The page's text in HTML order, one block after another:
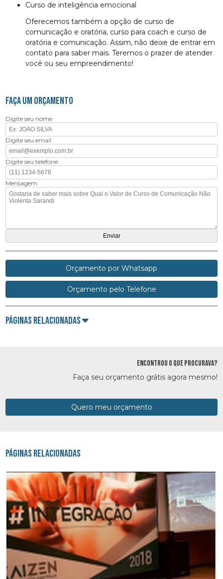
curso de inteligência emocional
Oferecemos também a opção de curso de
comunicação e oratória, curso para coach e curso de
oratória e comunicação. Assim, não deixe de entrar em
contato para saber mais. Teremos o prazer de atender
você ou seu empreendimento!
FAÇA UM ORÇAMENTO
Digite seu nome
Digite seu email
Digite seu telefone
Mensagem
Orçamento por Whatsapp
Orçamento pelo Telefone
Páginas Relacionadas
ENCONTROU O QUE PROCURAVA?
Faça seu orçamento grátis agora mesmo!
Quero meu orçamento
Páginas Relacionadas